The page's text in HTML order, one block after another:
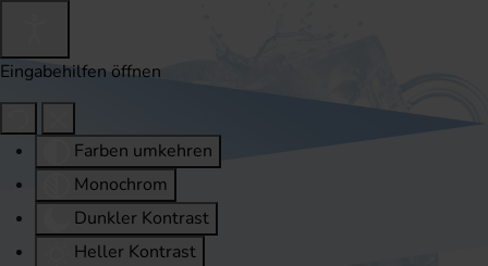
Eingabehilfen öffnen
Farben umkehren
Monochrom
Dunkler Kontrast
Heller Kontrast